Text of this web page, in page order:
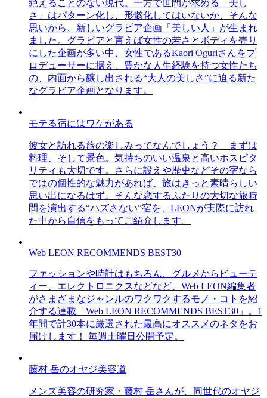
絶えることのない現代。一方で世間が求める「美し
さ」はパターン化し、形骸化してはいないか、そんな
思いから、新しいグラビア企画「美しい人」が生まれ
ました。グラビアと言えば女性の若さとボディを売り
にした企画が多い中、女性であるKaori Oguriさんをプ
ロデューサーに据え、豊かな人生経験を持つ女性たち
の、内面から醸し出される“大人の美しさ”に迫る新た
なグラビア企画となります。
モテる宿にはワケがある
彼女と訪れる旅の楽しみってなんでしょう？ まずは
料理、そして景色。気持ちのいい温泉と高いホスピタ
リティも大切です。さらに設えや歴史などその宿なら
ではの個性的な魅力があれば、旅はきっと素晴らしい
思い出になるはず。そんな恋するふたりの大切な旅時
間を演出する“ハズさない”宿を、LEONが実際に訪れ
た中から自信をもってご紹介します。
Web LEON RECOMMENDS BEST30
ファッションや時計はもちろん、グルメからビューテ
ィー、エレクトロニクスなどなど、Web LEON編集者
がさまざまなジャンルのワクワクするモノ・コトを紹
介する連載「Web LEON RECOMMENDS BEST30」。1
年間で計30本に厳選された最高にオススメのネタをお
届けします！ 毎週土曜日公開予定。
藤村 岳のオヤジ美容道
メンズ美容の研究家・藤村 岳さんが、同世代のオヤジ